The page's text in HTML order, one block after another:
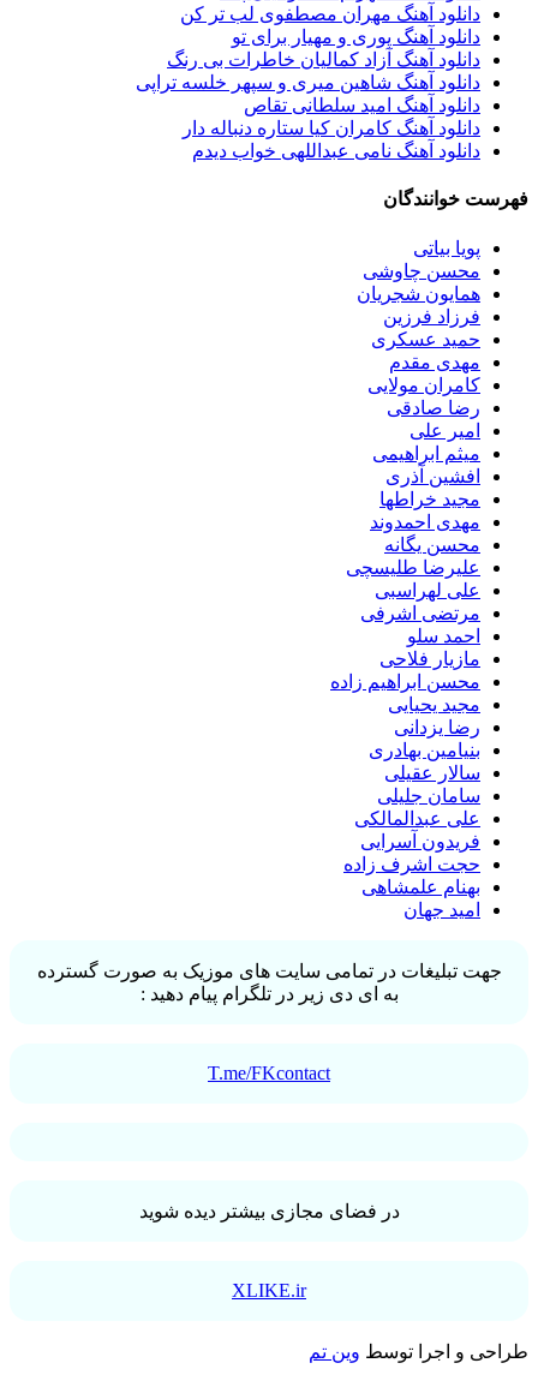
دانلود آهنگ مهران مصطفوی لب تر کن
دانلود آهنگ پوری و مهیار برای تو
دانلود آهنگ آزاد کمالیان خاطرات بی رنگ
دانلود آهنگ شاهین میری و سپهر خلسه تراپی
دانلود آهنگ امید سلطانی تقاص
دانلود آهنگ کامران کیا ستاره دنباله دار
دانلود آهنگ نامی عبداللهی خواب دیدم
فهرست خوانندگان
پویا بیاتی
محسن چاوشی
همایون شجریان
فرزاد فرزین
حمید عسکری
مهدی مقدم
کامران مولایی
رضا صادقی
امیر علی
میثم ابراهیمی
افشین آذری
مجید خراطها
مهدی احمدوند
محسن یگانه
علیرضا طلیسچی
علی لهراسبی
مرتضی اشرفی
احمد سلو
مازیار فلاحی
محسن ابراهیم زاده
مجید یحیایی
رضا یزدانی
بنیامین بهادری
سالار عقیلی
سامان جلیلی
علی عبدالمالکی
فریدون آسرایی
حجت اشرف زاده
بهنام علمشاهی
امید جهان
جهت تبلیغات در تمامی سایت های موزیک به صورت گسترده
به ای دی زیر در تلگرام پیام دهید :
T.me/FKcontact
در فضای مجازی بیشتر دیده شوید
XLIKE.ir
طراحی و اجرا توسط وین تم